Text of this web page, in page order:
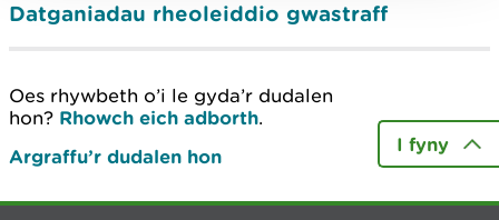
Datganiadau rheoleiddio gwastraff
Oes rhywbeth o’i le gyda’r dudalen
hon? Rhowch eich adborth.
Argraffu’r dudalen hon
I fyny